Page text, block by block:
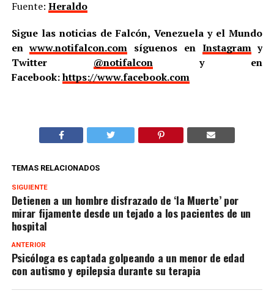
Fuente: Heraldo
Sigue las noticias de Falcón, Venezuela y el Mundo
enwww.notifalcon.com síguenos en Instagramy
Twitter @notifalcony en
Facebook:https://www.facebook.com
TEMAS RELACIONADOS
SIGUIENTE
Detienen a un hombre disfrazado de ‘la Muerte’ por
mirar fijamente desde un tejado a los pacientes de un
hospital
ANTERIOR
Psicóloga es captada golpeando a un menor de edad
con autismo y epilepsia durante su terapia